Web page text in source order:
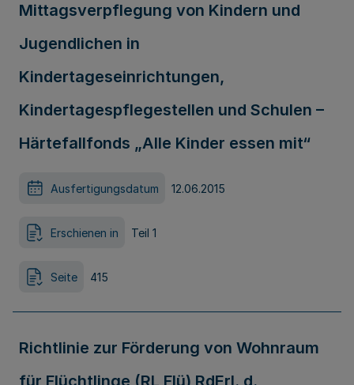
Mittagsverpflegung von Kindern und
Jugendlichen in
Kindertageseinrichtungen,
Kindertagespflegestellen und Schulen –
Härtefallfonds „Alle Kinder essen mit“
Ausfertigungsdatum 12.06.2015
Erschienen in Teil 1
Seite 415
Richtlinie zur Förderung von Wohnraum
für Flüchtlinge (RL Flü) RdErl. d.